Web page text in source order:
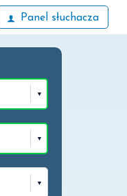
Panel słuchacza